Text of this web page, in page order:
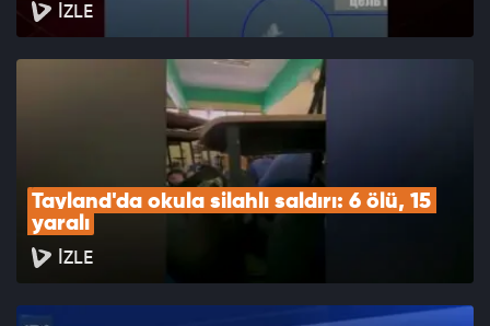
İZLE
Tayland'da okula silahlı saldırı: 6 ölü, 15
yaralı
İZLE